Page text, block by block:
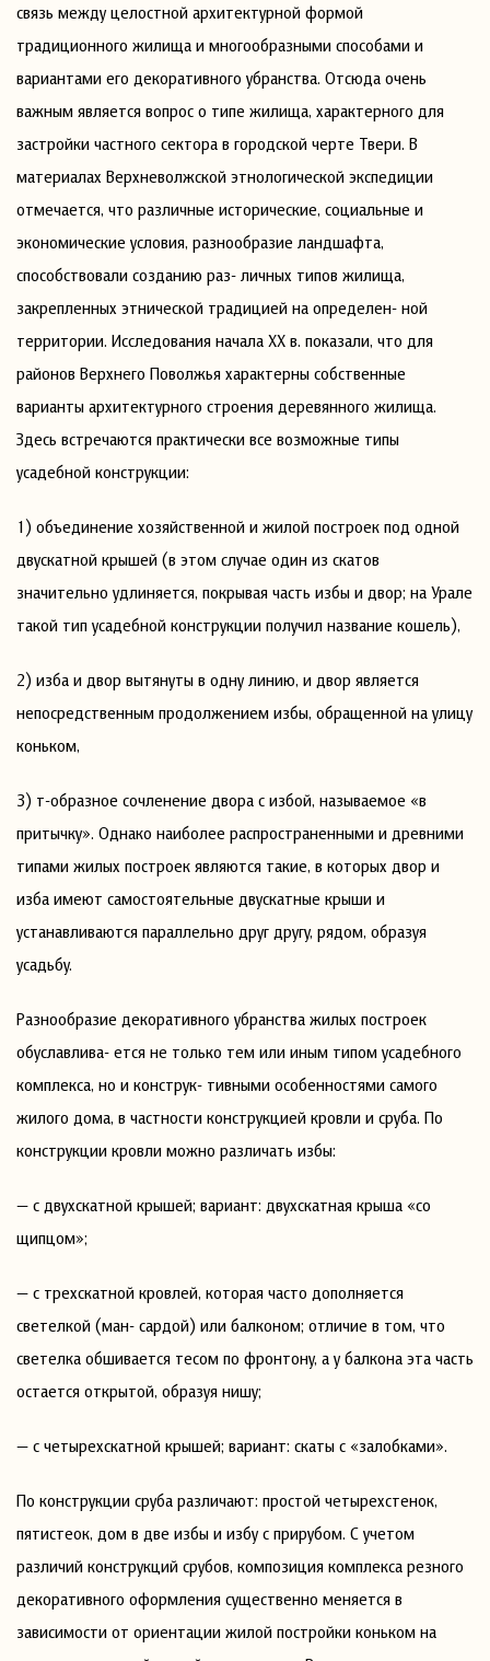
связь между целостной архитектурной формой
традиционного жилища и многообразными способами и
вариантами его декоративного убранства. Отсюда очень
важным является вопрос о типе жилища, характерного для
застройки частного сектора в городской черте Твери. В
материалах Верхневолжской этнологической экспедиции
отмечается, что различные исторические, социальные и
экономические условия, разнообразие ландшафта,
способствовали созданию раз- личных типов жилища,
закрепленных этнической традицией на определен- ной
территории. Исследования начала ХХ в. показали, что для
районов Верхнего Поволжья характерны собственные
варианты архитектурного строения деревянного жилища.
Здесь встречаются практически все возможные типы
усадебной конструкции:
1) объединение хозяйственной и жилой построек под одной
двускатной крышей (в этом случае один из скатов
значительно удлиняется, покрывая часть избы и двор; на Урале
такой тип усадебной конструкции получил название кошель),
2) изба и двор вытянуты в одну линию, и двор является
непосредственным продолжением избы, обращенной на улицу
коньком,
3) т-образное сочленение двора с избой, называемое «в
притычку». Однако наиболее распространенными и древними
типами жилых построек являются такие, в которых двор и
изба имеют самостоятельные двускатные крыши и
устанавливаются параллельно друг другу, рядом, образуя
усадьбу.
Разнообразие декоративного убранства жилых построек
обуславлива- ется не только тем или иным типом усадебного
комплекса, но и конструк- тивными особенностями самого
жилого дома, в частности конструкцией кровли и сруба. По
конструкции кровли можно различать избы:
— с двухскатной крышей; вариант: двухскатная крыша «со
щипцом»;
— с трехскатной кровлей, которая часто дополняется
светелкой (ман- сардой) или балконом; отличие в том, что
светелка обшивается тесом по фронтону, а у балкона эта часть
остается открытой, образуя нишу;
— с четырехскатной крышей; вариант: скаты с «залобками».
По конструкции сруба различают: простой четырехстенок,
пятистеок, дом в две избы и избу с прирубом. С учетом
различий конструкций срубов, композиция комплекса резного
декоративного оформления существенно меняется в
зависимости от ориентации жилой постройки коньком на